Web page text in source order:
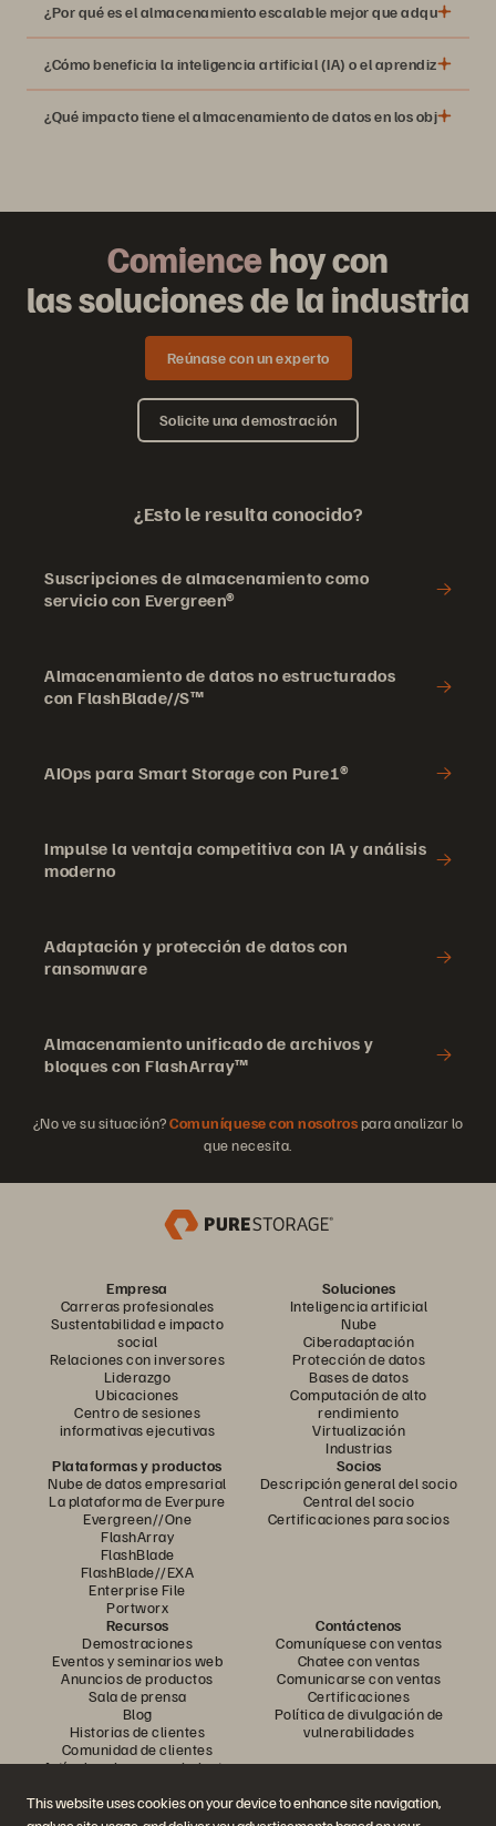
This website uses cookies on your device to enhance site navigation,
protección y recuperación
¿Por qué es el almacenamiento escalable mejor que adquirir
escalables en las
suscripciones escalables
¿Cómo beneficia la inteligencia artificial (IA) o el aprendizaje
Los algoritmos de ML
IA
¿Qué impacto tiene el almacenamiento de datos en los objetivos
Comiencehoy con
las soluciones de la industria
Reúnase con un experto
Solicite una demostración
¿Esto le resulta conocido?
Suscripciones de almacenamiento como
servicio con Evergreen®
Almacenamiento de datos no estructurados
con FlashBlade//S™
AIOps para Smart Storage con Pure1®
Impulse la ventaja competitiva con IA y análisis
moderno
Adaptación y protección de datos con
ransomware
Almacenamiento unificado de archivos y
bloques con FlashArray™
¿No ve su situación?Comuníquese con nosotrospara analizar lo
que necesita.
Empresa
Carreras profesionales
Sustentabilidad e impacto
social
Relaciones con inversores
Liderazgo
Ubicaciones
Centro de sesiones
informativas ejecutivas
Soluciones
Inteligencia artificial
Nube
Ciberadaptación
Protección de datos
Bases de datos
Computación de alto
rendimiento
Virtualización
Industrias
Plataformas y productos
Nube de datos empresarial
La plataforma de Everpure
Evergreen//One
FlashArray
FlashBlade
FlashBlade//EXA
Enterprise File
Portworx
Socios
Descripción general del socio
Central del socio
Certificaciones para socios
Recursos
Demostraciones
Eventos y seminarios web
Anuncios de productos
Sala de prensa
Blog
Historias de clientes
Comunidad de clientes
Artículo sobre conocimiento
Contáctenos
Comuníquese con ventas
Chatee con ventas
Comunicarse con ventas
Certificaciones
Política de divulgación de
vulnerabilidades